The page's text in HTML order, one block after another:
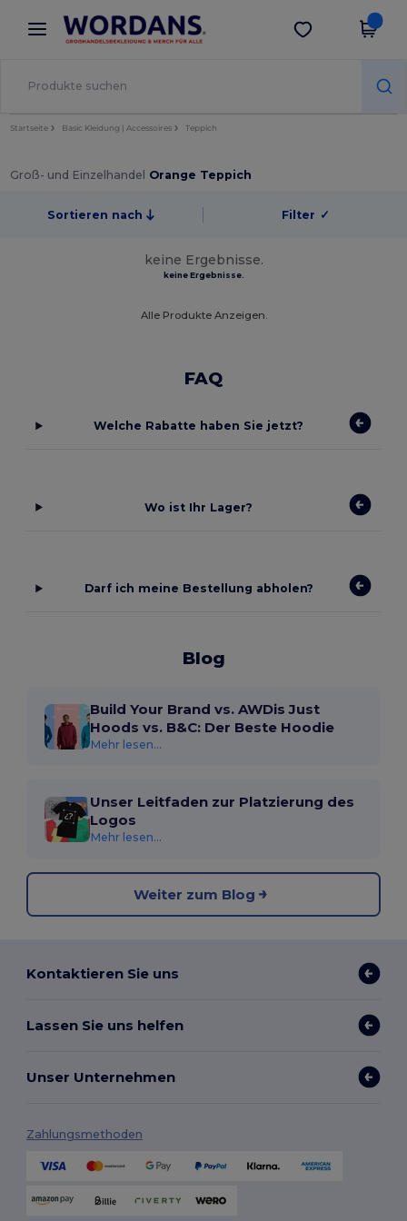
× Wordans App
Bessere Preise in der App!
App holen
Startseite Basic Kleidung | Accessoires Teppich
Groß- und Einzelhandel Orange Teppich
Sortieren nach Filter ✓
keine Ergebnisse.
keine Ergebnisse.
Alle Produkte Anzeigen.
FAQ
Welche Rabatte haben Sie jetzt?
Wo ist Ihr Lager?
Darf ich meine Bestellung abholen?
Blog
Build Your Brand vs. AWDis Just
Hoods vs. B&C: Der Beste Hoodie
Mehr lesen...
Unser Leitfaden zur Platzierung des
Logos
Mehr lesen...
Weiter zum Blog
Kontaktieren Sie uns
Lassen Sie uns helfen
Unser Unternehmen
Zahlungsmethoden